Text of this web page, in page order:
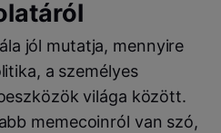
jól mutatja, mennyire
a személyes
világa között.
memecoinról van szó,